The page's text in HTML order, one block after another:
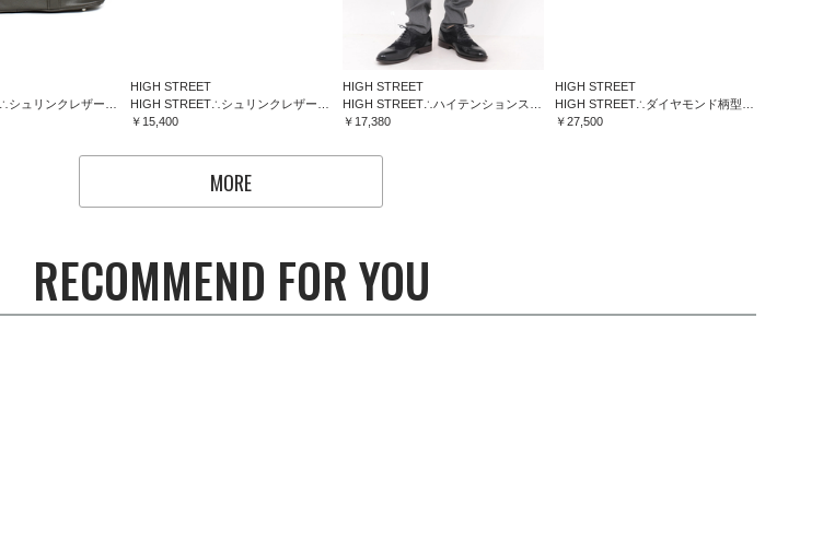
HIGH STREET
￥15,400
HIGH STREET
￥17,380
HIGH STREET
￥27,500
MORE
RECOMMEND FOR YOU